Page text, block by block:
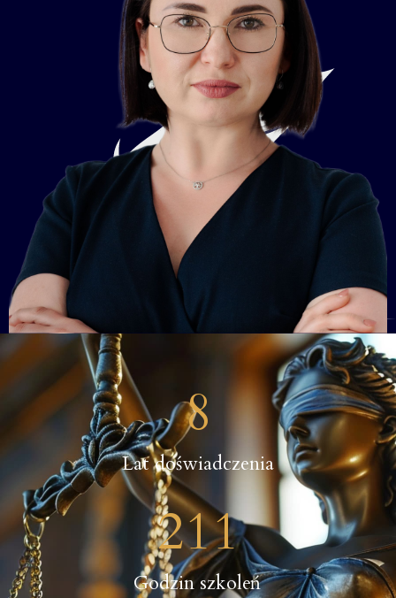
Lat doświadczenia
8
Godzin szkoleń
211